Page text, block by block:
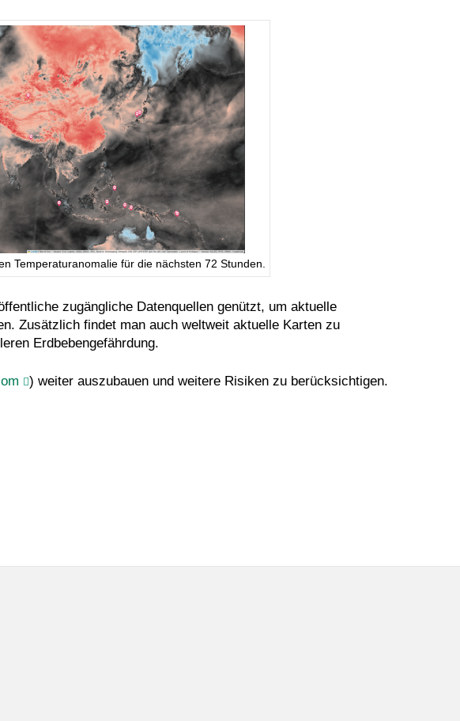
Temperaturanomalie für die nächsten 72 Stunden.
zugängliche Datenquellen genützt, um aktuelle
Zusätzlich findet man auch weltweit aktuelle Karten zu
Erdbebengefährdung.
) weiter auszubauen und weitere Risiken zu berücksichtigen.